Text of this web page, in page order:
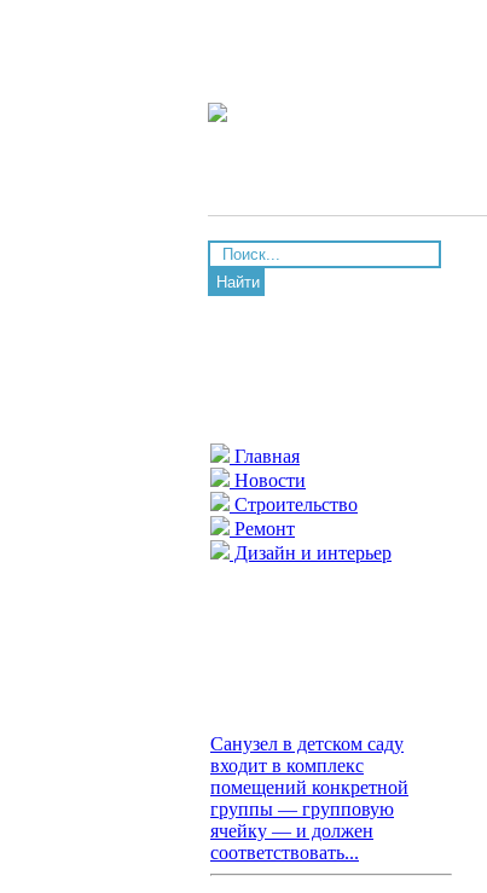
Найти
Главная
Новости
Строительство
Ремонт
Дизайн и интерьер
Санузел в детском саду
входит в комплекс
помещений конкретной
группы — групповую
ячейку — и должен
соответствовать...